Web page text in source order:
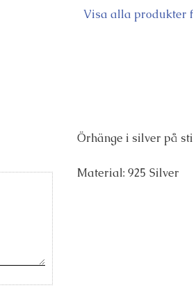
Visa alla produkter
Örhänge i silver på
Material: 925 Silver